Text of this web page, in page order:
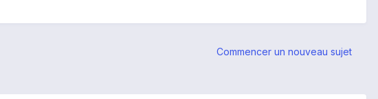
Commencer un nouveau sujet